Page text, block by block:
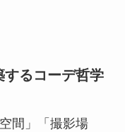
するコーデ哲学
間」「撮影場